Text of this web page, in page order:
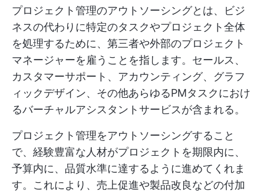
プロジェクト管理のアウトソーシングとは、ビジ
ネスの代わりに特定のタスクやプロジェクト全体
を処理するために、第三者や外部のプロジェクト
マネージャーを雇うことを指します。セールス、
カスタマーサポート、アカウンティング、グラフ
ィックデザイン、その他あらゆるPMタスクにおけ
るバーチャルアシスタントサービスが含まれる。
プロジェクト管理をアウトソーシングすること
で、経験豊富な人材がプロジェクトを期限内に、
予算内に、品質水準に達するように進めてくれま
す。これにより、売上促進や製品改良などの付加